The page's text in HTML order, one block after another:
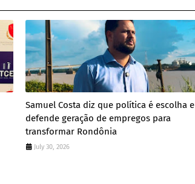
Samuel Costa diz que política é escolha e
defende geração de empregos para
transformar Rondônia
July 30, 2026